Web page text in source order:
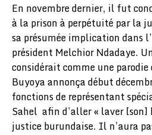
En novembre dernier, il fut
à la prison à perpétuité par la
sa présumée implication dans
président Melchior Ndadaye.
considérait comme une
Buyoya annonça début
fonctions de représentant
Sahel afin d’aller « laver [son]
justice burundaise. Il n’aura